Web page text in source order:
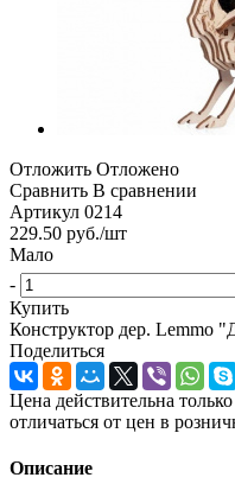
Отложить Отложено
Сравнить В сравнении
Артикул 0214
229.50 руб./шт
Мало
-
Купить
Конструктор дер. Lemmo
Поделиться
Цена действительна
отличаться от цен в
Описание